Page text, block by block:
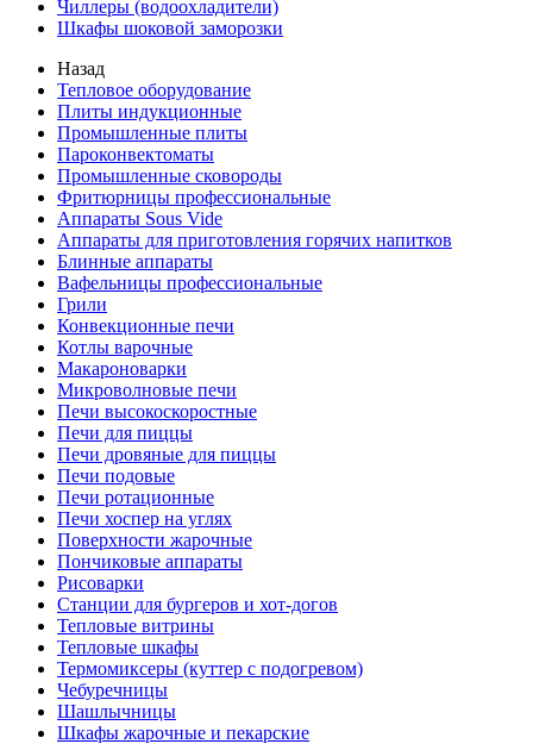
Чиллеры (водоохладители)
Шкафы шоковой заморозки
Назад
Тепловое оборудование
Плиты индукционные
Промышленные плиты
Пароконвектоматы
Промышленные сковороды
Фритюрницы профессиональные
Аппараты Sous Vide
Аппараты для приготовления горячих напитков
Блинные аппараты
Вафельницы профессиональные
Грили
Конвекционные печи
Котлы варочные
Макароноварки
Микроволновые печи
Печи высокоскоростные
Печи для пиццы
Печи дровяные для пиццы
Печи подовые
Печи ротационные
Печи хоспер на углях
Поверхности жарочные
Пончиковые аппараты
Рисоварки
Станции для бургеров и хот-догов
Тепловые витрины
Тепловые шкафы
Термомиксеры (куттер с подогревом)
Чебуречницы
Шашлычницы
Шкафы жарочные и пекарские